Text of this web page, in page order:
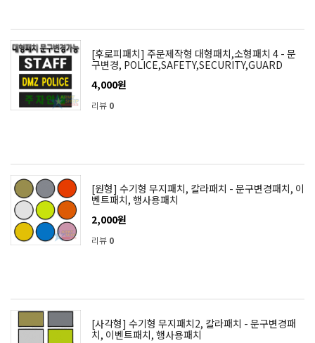
[후로피패치] 주문제작형 대형패치,소형패치 4 - 문
구변경, POLICE,SAFETY,SECURITY,GUARD
4,000원
리뷰 0
[원형] 수기형 무지패치, 칼라패치 - 문구변경패치, 이
벤트패치, 행사용패치
2,000원
리뷰 0
[사각형] 수기형 무지패치2, 칼라패치 - 문구변경패
치, 이벤트패치, 행사용패치